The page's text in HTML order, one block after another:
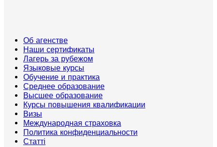
Об агенстве
Наши сертификаты
Лагерь за рубежом
Языковые курсы
Обучение и практика
Среднее образование
Высшее образование
Курсы повышения квалификации
Визы
Международная страховка
Политика конфиденциальности
Статті